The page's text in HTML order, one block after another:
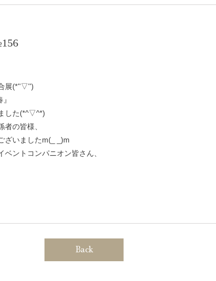
展(*''▽'')
した(*^▽^*)
者の皆様、
ざいましたm(_ _)m
ントコンパニオン皆さん、
Back